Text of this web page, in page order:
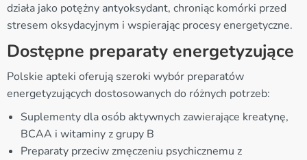
działa jako potężny antyoksydant, chroniąc komórki przed
stresem oksydacyjnym i wspierając procesy energetyczne.
Dostępne preparaty energetyzujące
Polskie apteki oferują szeroki wybór preparatów
energetyzujących dostosowanych do różnych potrzeb:
Suplementy dla osób aktywnych zawierające kreatynę,
BCAA i witaminy z grupy B
Preparaty przeciw zmęczeniu psychicznemu z